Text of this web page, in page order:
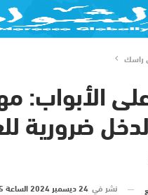
راسك
على الأبواب:
ضرورية
نشر في 24 ديسمبر 2024 الساعة 15 و 15 دقيقة